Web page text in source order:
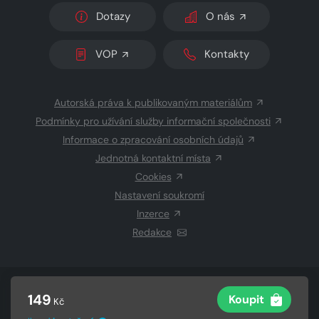
149 Kč Koupit
Dotazy O nás
VOP Kontakty
Autorská práva k publikovaným materiálům
Podmínky pro užívání služby informační společnosti
Informace o zpracování osobních údajů
Jednotná kontaktní místa
Cookies
Nastavení soukromí
Inzerce
Redakce
CZECH NEWS CENTER a.s.a dodavatelé